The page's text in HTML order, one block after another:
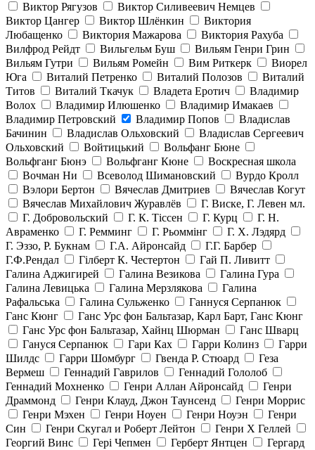
Виктор Рягузов
Виктор Силивеевич Немцев
Виктор Цангер
Виктор Шлёнкин
Виктория
Любащенко
Виктория Мажарова
Виктория Рахуба
Вилфрод Рейдт
Вильгельм Буш
Вильям Генри Грин
Вильям Гутри
Вильям Ромейн Вим Риткерк
Виорел
Юга
Виталий Петренко Виталий Полозов
Виталий
Титов
Виталий Ткачук Владета Еротич
Владимир
Волох
Владимир Илюшенко
Владимир Имакаев
Владимир Петровский
Владимир Попов
Владислав
Бачинин
Владислав Ольховский
Владислав Сергеевич
Ольховский
Войтицький
Вольфанг Бюне
Вольфганг Бюнэ
Вольфганг Кюне
Воскресная школа
Вочман Ни
Всеволод Шимановский
Вурдо Кролл
Вэлори Бертон
Вячеслав Дмитриев
Вячеслав Когут
Вячеслав Михайлович Журавлёв
Г. Виске, Г. Левен мл.
Г. Добровольский
Г. К. Тiссен Г. Курц
Г. Н.
Авраменко
Г. Ремминг Г. Рьоммінг
Г. Х. Лэдярд
Г. Эззо, Р. Букнам
Г.А. Айронсайд
Г.Г. Барбер
Г.Ф.Рендал
Гілберт К. Честертон
Гай П. Ливитт
Галина Аджигирей
Галина Везикова
Галина Гура
Галина Левицька
Галина Мерзлякова
Галина
Рафальська
Галина Сульженко
Ганнуся Серпанюк
Ганс Кюнг
Ганс Урс фон Бальтазар, Карл Барт, Ганс Кюнг
Ганс Урс фон Бальтазар, Хайнц Шюрман
Ганс Шварц
Гануся Серпанюк
Гари Ках Гарри Колинз
Гарри
Шилдс
Гарри Шомбург Гвенда Р. Стюард
Геза
Вермеш
Геннадий Гаврилов
Геннадий Гололоб
Геннадий Мохненко
Генри Аллан Айронсайд
Генри
Драммонд
Генри Клауд, Джон Таунсенд
Генри Моррис
Генри Мэхен
Генри Ноуен Генри Ноуэн
Генри
Син
Генри Скугал и Роберт Лейтон
Генри Х Геллей
Георгий Винс
Гері Чепмен Герберт Янтцен
Гергард